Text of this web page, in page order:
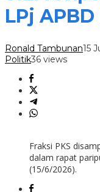
LPj
Ronald Tambunan15
Politik36 views
Fraksi PKS
dalam rapat
(15/6/2026).